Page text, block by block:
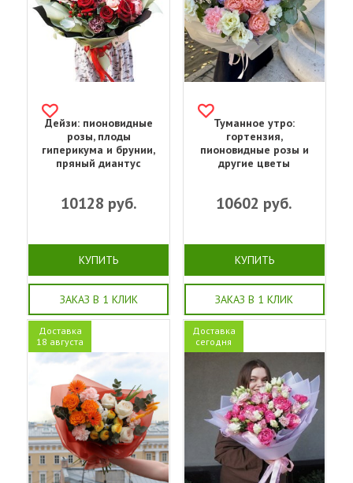
Дейзи: пионовидные
розы, плоды
гиперикума и брунии,
пряный диантус
10128 руб.
КУПИТЬ
ЗАКАЗ В 1 КЛИК
Туманное утро:
гортензия,
пионовидные розы и
другие цветы
10602 руб.
КУПИТЬ
ЗАКАЗ В 1 КЛИК
Доставка
18 августа
Доставка
сегодня